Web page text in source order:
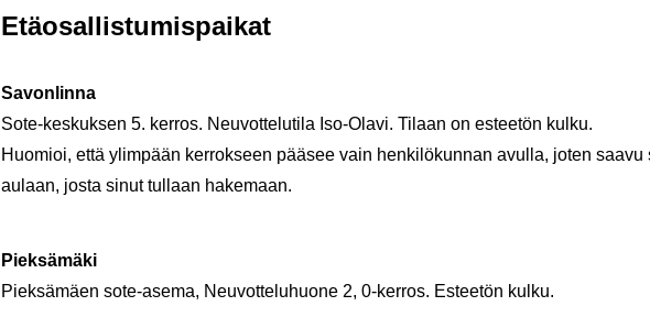
Etä­osal­lis­tu­mis­pai­kat
Sa­von­lin­na
Sote-​keskuksen 5. ker­ros. Neu­vot­te­lu­ti­la Iso-​Olavi. Ti­laan on es­tee­tön kulku.
Huo­mioi, että ylim­pään ker­rok­seen pää­see vain hen­ki­lö­kun­nan avul­la, joten saavu
aulaan, josta sinut tul­laan ha­ke­maan.
Piek­sä­mä­ki
Piek­sä­mäen sote-​asema, Neu­vot­te­lu­huo­ne 2, 0-​kerros. Es­tee­tön kulku.